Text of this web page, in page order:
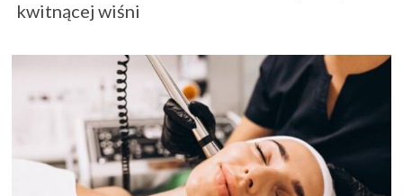
kwitnącej wiśni